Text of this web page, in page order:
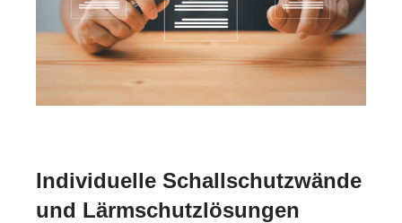
Individuelle Schallschutzwände
und Lärmschutzlösungen